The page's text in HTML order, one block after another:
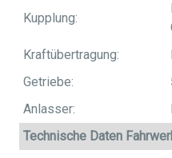
Kupplung:
Kraftübertragung:
Getriebe:
Anlasser:
Technische Daten